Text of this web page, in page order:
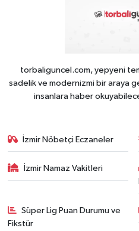
torbaliguncel.com, yepyeni
sadelik ve modernizmi bir araya
insanlara haber
İzmir Nöbetçi Eczaneler
İzmir Namaz Vakitleri
Süper Lig Puan Durumu ve
Fikstür